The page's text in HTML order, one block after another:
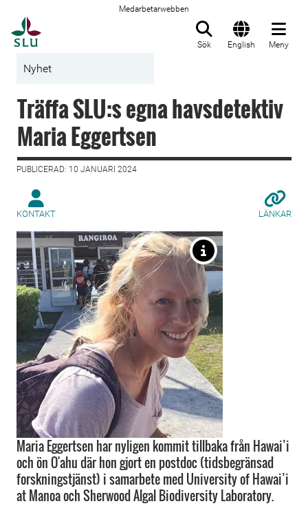
Medarbetarwebben
Sök English Meny
Nyhet
Träffa SLU:s egna havsdetektiv
Maria Eggertsen
PUBLICERAD: 10 JANUARI 2024
KONTAKT LÄNKAR
Maria Eggertsen har nyligen kommit tillbaka från Hawai’i
och ön O'ahu där hon gjort en postdoc (tidsbegränsad
forskningstjänst) i samarbete med University of Hawai’i
at Manoa och Sherwood Algal Biodiversity Laboratory.